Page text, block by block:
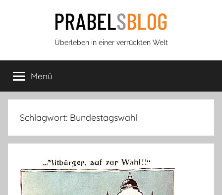
Prabels
Blog
Überleben in einer verrückten Welt
Menü
Schlagwort: Bundestagswahl